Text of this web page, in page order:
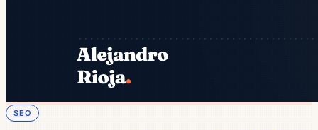
SEO